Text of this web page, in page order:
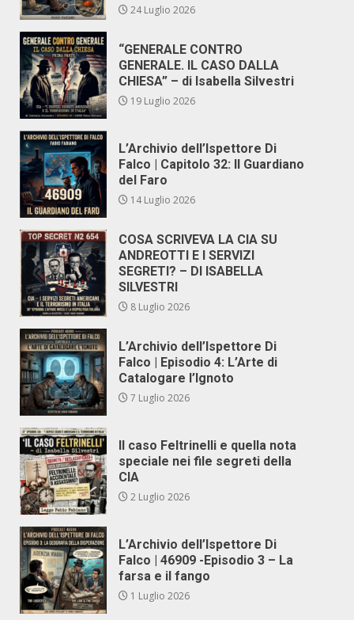
24 Luglio 2026
“GENERALE CONTRO
GENERALE. IL CASO DALLA
CHIESA” – di Isabella Silvestri
19 Luglio 2026
L’Archivio dell’Ispettore Di
Falco | Capitolo 32: Il Guardiano
del Faro
14 Luglio 2026
COSA SCRIVEVA LA CIA SU
ANDREOTTI E I SERVIZI
SEGRETI? – DI ISABELLA
SILVESTRI
8 Luglio 2026
L’Archivio dell’Ispettore Di
Falco | Episodio 4: L’Arte di
Catalogare l’Ignoto
7 Luglio 2026
Il caso Feltrinelli e quella nota
speciale nei file segreti della
CIA
2 Luglio 2026
L’Archivio dell’Ispettore Di
Falco | 46909 -Episodio 3 – La
farsa e il fango
1 Luglio 2026